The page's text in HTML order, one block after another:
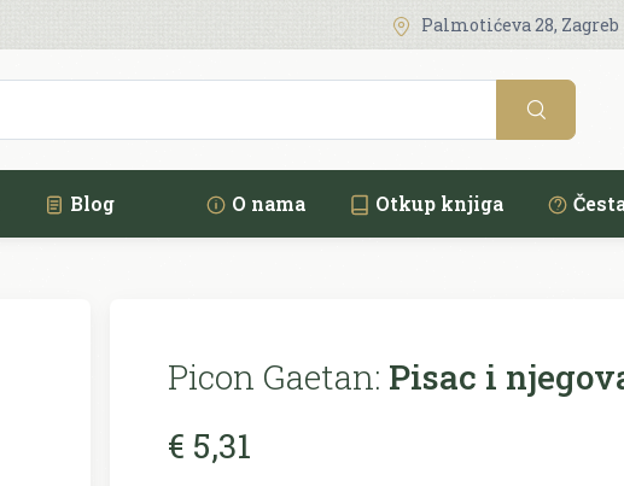
Palmotićeva 28, Zagreb
Blog O nama Otkup knjiga
Picon Gaetan: Pisac i
€ 5,31